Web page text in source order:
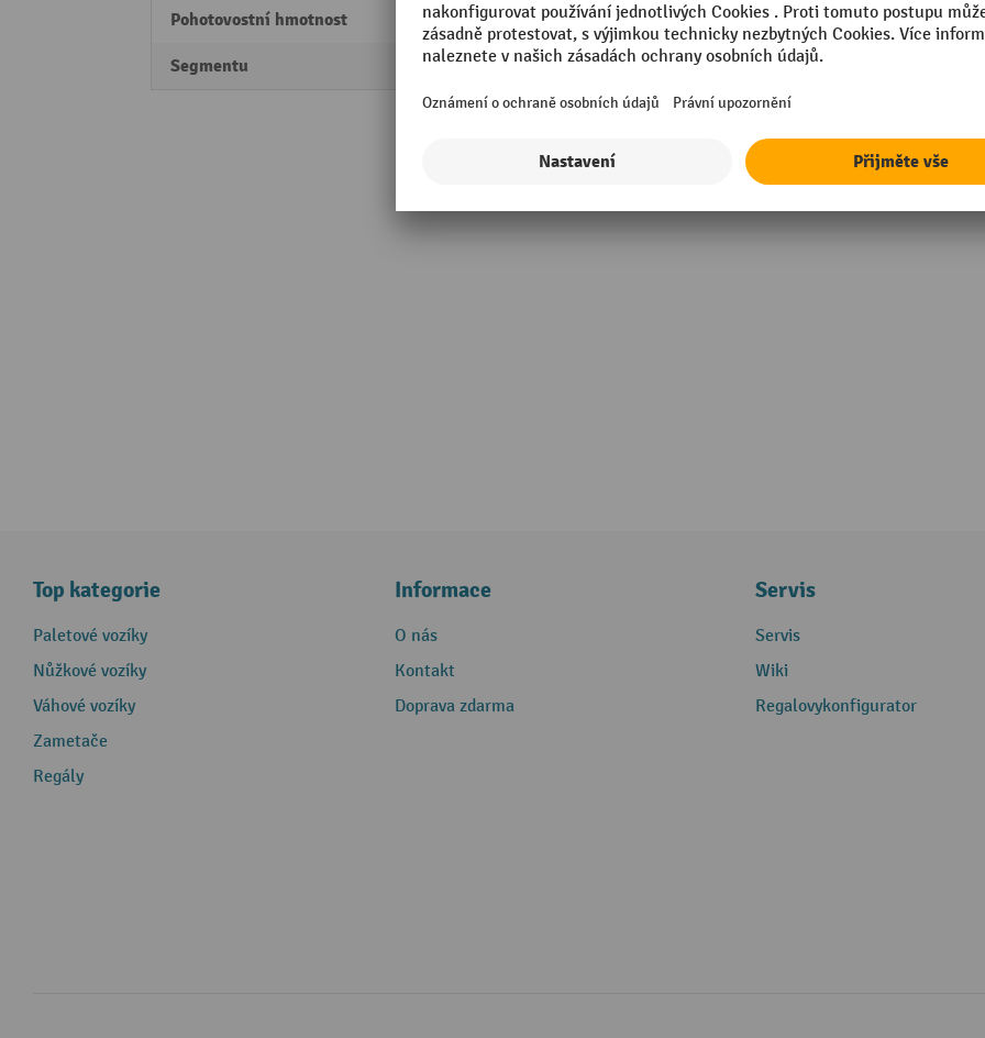
Pohotovostní hmotnost 30,33 kg
Segmentu Professional
Značka
Šířka
Top kategorie
Paletové vozíky
Nůžkové vozíky
Váhové vozíky
Zametače
Regály
Informace
O nás
Kontakt
Doprava zdarma
Servis
Servis
Wiki
Regalovykonfigurator